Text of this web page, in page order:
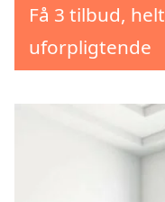
Få 3 tilbud,
uforpligtende